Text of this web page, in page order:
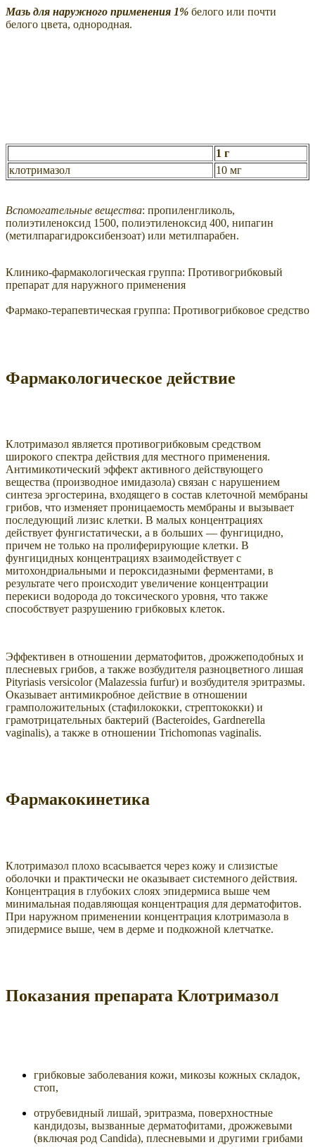
Мазь для наружного применения 1% белого или почти
белого цвета, однородная.
1 г
клотримазол
10 мг
Вспомогательные вещества: пропиленгликоль,
полиэтиленоксид 1500, полиэтиленоксид 400, нипагин
(метилпарагидроксибензоат) или метилпарабен.
Клинико-фармакологическая группа: Противогрибковый
препарат для наружного применения
Фармако-терапевтическая группа: Противогрибковое средство
Фармакологическое действие
Клотримазол является противогрибковым средством
широкого спектра действия для местного применения.
Антимикотический эффект активного действующего
вещества (производное имидазола) связан с нарушением
синтеза эргостерина, входящего в состав клеточной мембраны
грибов, что изменяет проницаемость мембраны и вызывает
последующий лизис клетки. В малых концентрациях
действует фунгистатически, а в больших — фунгицидно,
причем не только на пролиферирующие клетки. В
фунгицидных концентрациях взаимодействует с
митохондриальными и пероксидазными ферментами, в
результате чего происходит увеличение концентрации
перекиси водорода до токсического уровня, что также
способствует разрушению грибковых клеток.
Эффективен в отношении дерматофитов, дрожжеподобных и
плесневых грибов, а также возбудителя разноцветного лишая
Pityriasis versicolor (Malazessia furfur) и возбудителя эритразмы.
Оказывает антимикробное действие в отношении
грамположительных (стафилококки, стрептококки) и
грамотрицательных бактерий (Bacteroides, Gardnerella
vaginalis), а также в отношении Trichomonas vaginalis.
Фармакокинетика
Клотримазол плохо всасывается через кожу и слизистые
оболочки и практически не оказывает системного действия.
Концентрация в глубоких слоях эпидермиса выше чем
минимальная подавляющая концентрация для дерматофитов.
При наружном применении концентрация клотримазола в
эпидермисе выше, чем в дерме и подкожной клетчатке.
Показания препарата Клотримазол
грибковые заболевания кожи, микозы кожных складок,
стоп,
отрубевидный лишай, эритразма, поверхностные
кандидозы, вызванные дерматофитами, дрожжевыми
(включая род Candida), плесневыми и другими грибами